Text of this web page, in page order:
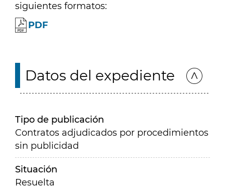
siguientes formatos:
PDF
Datos del expediente
Tipo de publicación
Contratos adjudicados por procedimientos
sin publicidad
Situación
Resuelta